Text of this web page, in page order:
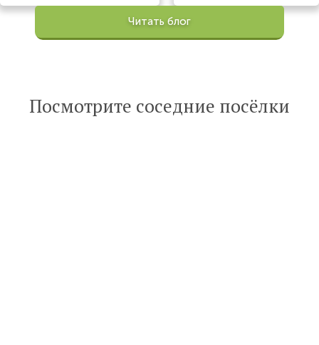
Просмотров:
Опубликована:
статью
Читать блог
Посмотрите соседние посёлки